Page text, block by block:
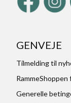
GENVEJE
Tilmelding til
Generelle